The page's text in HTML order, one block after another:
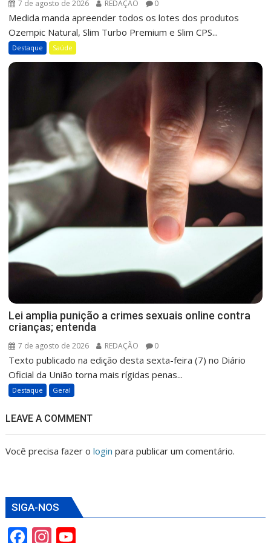
7 de agosto de 2026 REDAÇÃO 0
Medida manda apreender todos os lotes dos produtos
Ozempic Natural, Slim Turbo Premium e Slim CPS...
Destaque Saúde
Lei amplia punição a crimes sexuais online contra
crianças; entenda
7 de agosto de 2026 REDAÇÃO 0
Texto publicado na edição desta sexta-feira (7) no Diário
Oficial da União torna mais rígidas penas...
Destaque Geral
LEAVE A COMMENT
Você precisa fazer ologin para publicar um comentário.
SIGA-NOS
F In